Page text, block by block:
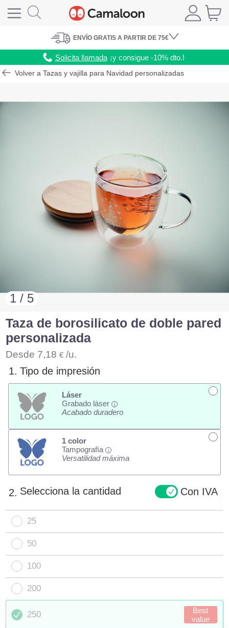
ENVÍO GRATIS A PARTIR DE 75€
Solicita llamada ¡y consigue -10% dto.!
Volver a Tazas y vajilla para Navidad personalizadas
1 / 5
Taza de borosilicato de doble pared
personalizada
Desde 7,18 € /u.
1. Tipo de impresión
Láser
Grabado láser
i
Acabado duradero
1 color
Tampografía
i
Versatilidad máxima
2. Selecciona la cantidad Con IVA
25
50
100
200
250
Best
value